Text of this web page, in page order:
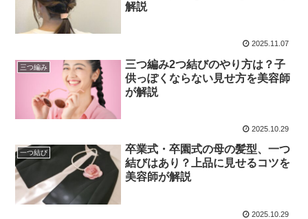
解説
2025.11.07
三つ編み
三つ編み2つ結びのやり方は？子
供っぽくならない見せ方を美容師
が解説
2025.10.29
一つ結び
卒業式・卒園式の母の髪型、一つ
結びはあり？上品に見せるコツを
美容師が解説
2025.10.29